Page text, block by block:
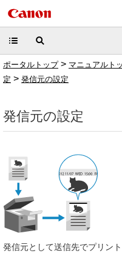
ポータルトップ> マニュアルト
定 > 発信元の設定
発信元の設定
発信元として送信先でプリン